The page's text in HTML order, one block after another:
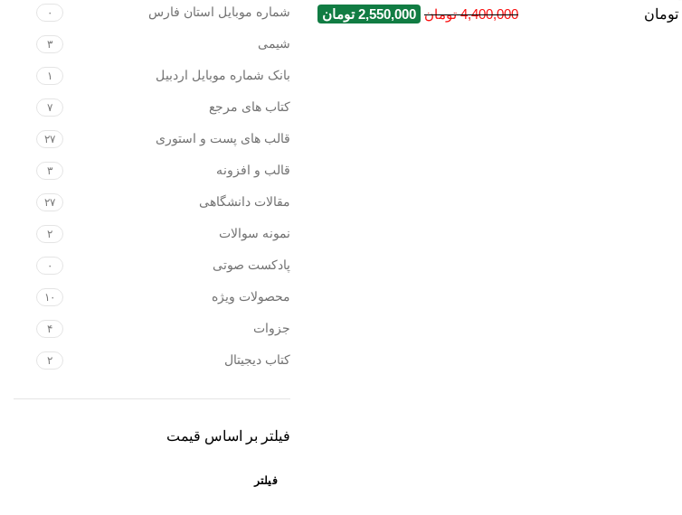
شماره موبایل استان فارس ۰
شیمی ۳
بانک شماره موبایل اردبیل ۱
کتاب های مرجع ۷
قالب های پست و استوری ۲۷
قالب و افزونه ۳
مقالات دانشگاهی ۲۷
نمونه سوالات ۲
پادکست صوتی ۰
محصولات ویژه ۱۰
جزوات ۴
کتاب دیجیتال ۲
فیلتر بر اساس قیمت
فیلتر
تومان 4,400,000 تومان 2,550,000 تومان